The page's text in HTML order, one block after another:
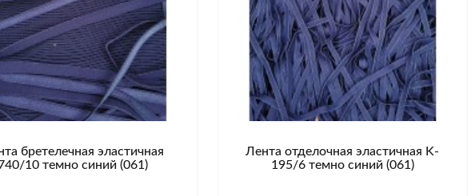
бретелечная эластичная
10 темно синий (061)
Лента отделочная эластичная K-
195/6 темно синий (061)